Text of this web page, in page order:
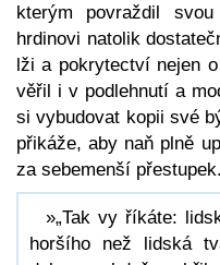
kterým povraždil
hrdinovi natolik
lži a pokrytectví nejen
věřil i v podlehnutí a
si vybudovat kopii své
přikáže, aby naň plně
za sebemenší přestupek.
»„Tak vy říkáte:
horšího než lidská